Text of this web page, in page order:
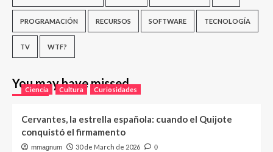
PROGRAMACIÓN RECURSOS SOFTWARE TECNOLOGÍA
TV WTF?
You may have missed
Ciencia Cultura Curiosidades
Cervantes, la estrella española: cuando el Quijote
conquistó el firmamento
mmagnum 30 de March de 2026 0